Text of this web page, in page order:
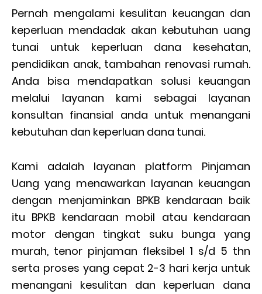
Pernah mengalami kesulitan keuangan dan
keperluan mendadak akan kebutuhan uang
tunai untuk keperluan dana kesehatan,
pendidikan anak, tambahan renovasi rumah.
Anda bisa mendapatkan solusi keuangan
melalui layanan kami sebagai layanan
konsultan finansial anda untuk menangani
kebutuhan dan keperluan dana tunai.
Kami adalah layanan platform Pinjaman
Uang yang menawarkan layanan keuangan
dengan menjaminkan BPKB kendaraan baik
itu BPKB kendaraan mobil atau kendaraan
motor dengan tingkat suku bunga yang
murah, tenor pinjaman fleksibel 1 s/d 5 thn
serta proses yang cepat 2-3 hari kerja untuk
menangani kesulitan dan keperluan dana